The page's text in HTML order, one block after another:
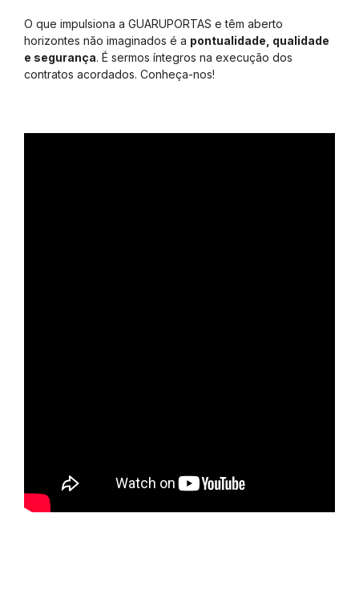
O que impulsiona a GUARUPORTAS e têm aberto
horizontes não imaginados é a pontualidade, qualidade
e segurança. É sermos íntegros na execução dos
contratos acordados. Conheça-nos!